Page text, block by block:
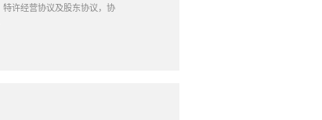
许经营协议及股东协议，协